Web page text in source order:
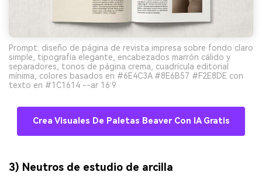
Prompt: diseño de página de revista impresa sobre fondo claro
simple, tipografía elegante, encabezados marrón cálido y
separadores, tonos de página crema, cuadrícula editorial
mínima, colores basados en #6E4C3A #8E6B57 #F2E8DE con
texto en #1C1614 --ar 16:9
Crea Visuales De Paletas Beaver Con IA Gratis
3) Neutros de estudio de arcilla